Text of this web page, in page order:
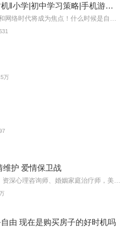
自主学习的时机‖小学|初中学习策略|手机游戏戒瘾
万
维护 爱情保卫战
由 现在是购买房子的好时机吗